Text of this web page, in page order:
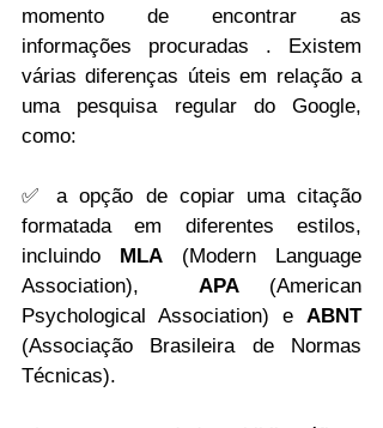
momento de encontrar as
informações procuradas . Existem
várias diferenças úteis em relação a
uma pesquisa regular do Google,
como:
✅ a opção de copiar uma citação
formatada em diferentes estilos,
incluindo
MLA (Modern Language
Association), APA (American
Psychological Association) e ABNT
(Associação Brasileira de Normas
Técnicas).